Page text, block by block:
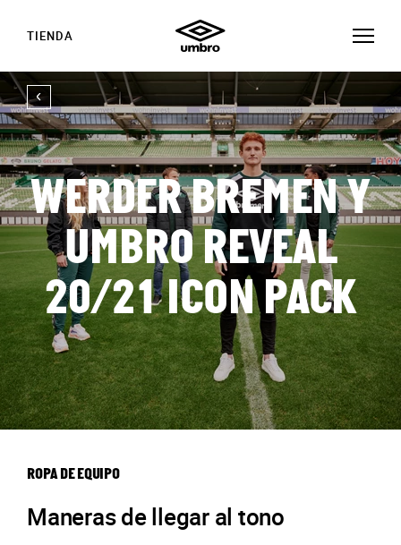
TIENDA
WERDER BREMEN Y
UMBRO REVEAL
20/21 ICON PACK
ROPA DE EQUIPO
Maneras de llegar al tono